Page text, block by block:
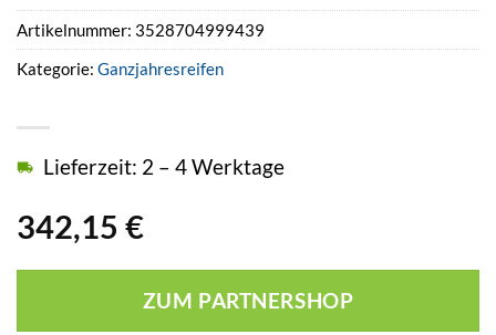
342,15 €
Lieferzeit: 2 – 4 Werktage
ZUM PARTNERSHOP
Artikelnummer: 3528704999439
Kategorie: Ganzjahresreifen